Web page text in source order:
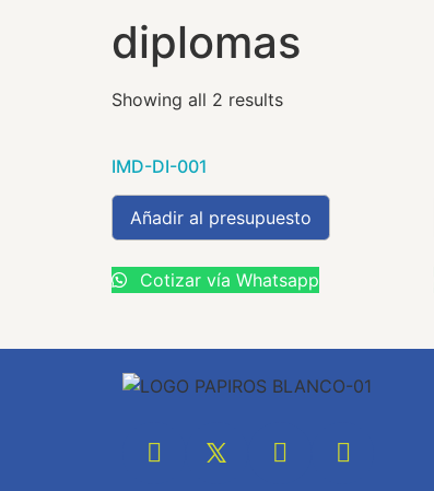
diplomas
Showing all 2 results
IMD-DI-001
Añadir al presupuesto
Cotizar vía Whatsapp